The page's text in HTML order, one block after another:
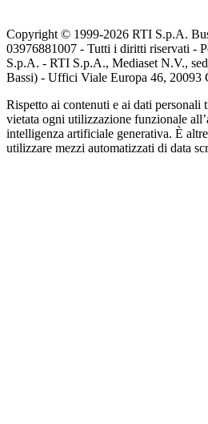
Copyright © 1999-2026 RTI S.p.A.
03976881007 - Tutti i diritti riservati -
S.p.A. - RTI S.p.A., Mediaset N.V.,
Bassi) - Uffici Viale Europa 46, 20093
Rispetto ai contenuti e ai dati personali
vietata ogni utilizzazione funzionale
intelligenza artificiale generativa. È
utilizzare mezzi automatizzati di data